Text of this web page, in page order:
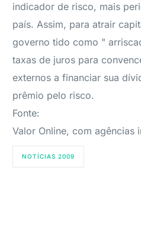
indicador de risco, mais
país. Assim, para atrair
governo tido como "
taxas de juros para
externos a financiar sua
prêmio pelo risco.
Fonte:
Valor Online, com agências
NOTÍCIAS 2009